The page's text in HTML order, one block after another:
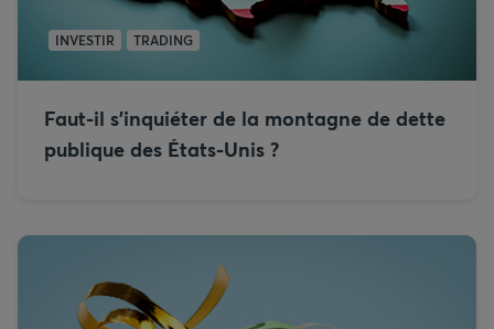
INVESTIR TRADING
Faut-il s’inquiéter de la montagne de dette
publique des États-Unis ?